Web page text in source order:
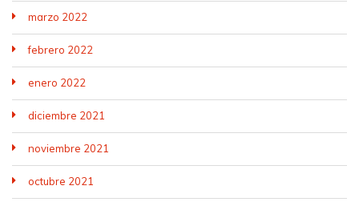
marzo 2022
febrero 2022
enero 2022
diciembre 2021
noviembre 2021
octubre 2021